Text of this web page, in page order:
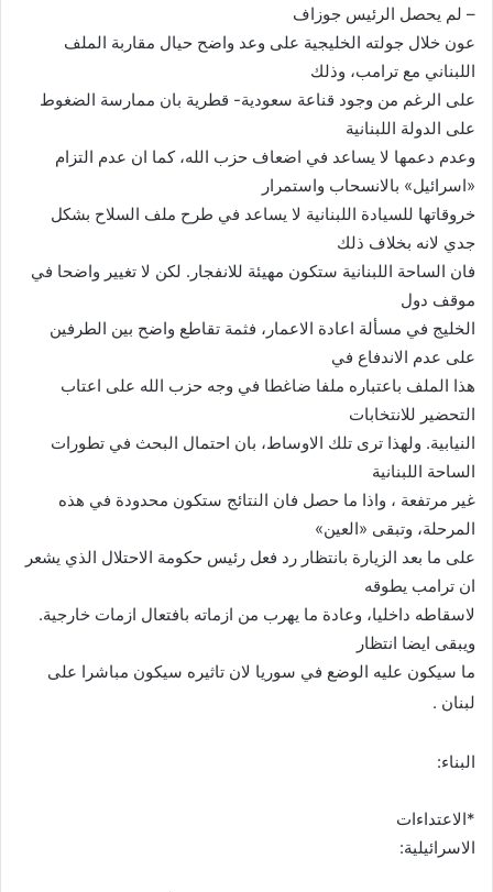
– لم يحصل الرئيس جوزاف
عون خلال جولته الخليجية على وعد واضح حيال مقاربة الملف
اللبناني مع ترامب، وذلك
على الرغم من وجود قناعة سعودية- قطرية بان ممارسة الضغوط
على الدولة اللبنانية
وعدم دعمها لا يساعد في اضعاف حزب الله، كما ان عدم التزام
«اسرائيل» بالانسحاب واستمرار
خروقاتها للسيادة اللبنانية لا يساعد في طرح ملف السلاح بشكل
جدي لانه بخلاف ذلك
فان الساحة اللبنانية ستكون مهيئة للانفجار. لكن لا تغيير واضحا في
موقف دول
الخليج في مسألة اعادة الاعمار، فثمة تقاطع واضح بين الطرفين
على عدم الاندفاع في
هذا الملف باعتباره ملفا ضاغطا في وجه حزب الله على اعتاب
التحضير للانتخابات
النيابية. ولهذا ترى تلك الاوساط، بان احتمال البحث في تطورات
الساحة اللبنانية
غير مرتفعة ، واذا ما حصل فان النتائج ستكون محدودة في هذه
المرحلة، وتبقى «العين»
على ما بعد الزيارة بانتظار رد فعل رئيس حكومة الاحتلال الذي يشعر
ان ترامب يطوقه
لاسقاطه داخليا، وعادة ما يهرب من ازماته بافتعال ازمات خارجية.
ويبقى ايضا انتظار
ما سيكون عليه الوضع في سوريا لان تاثيره سيكون مباشرا على
لبنان .
البناء:
*الاعتداءات
الاسرائيلية: